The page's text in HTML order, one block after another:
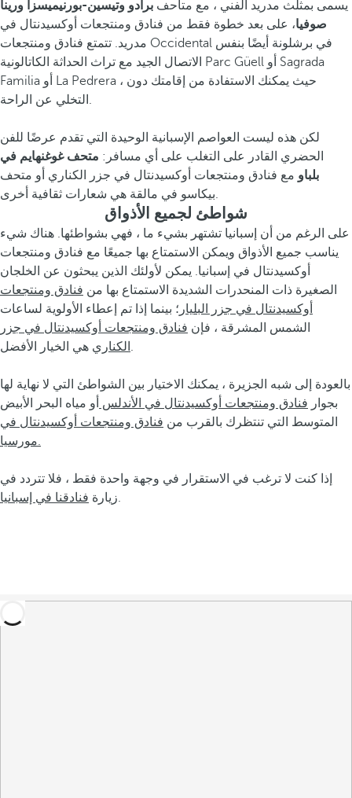
يسمى بمثلث مدريد الفني ، مع متاحف برادو وتيسين-بورنيميسزا ورينا
صوفيا، على بعد خطوة فقط من فنادق ومنتجعات أوكسيدنتال في
مدريد. تتمتع فنادق ومنتجعات Occidental في برشلونة أيضًا بنفس
الاتصال الجيد مع تراث الحداثة الكاتالونية Parc Güell أو Sagrada
Familia أو La Pedrera ، حيث يمكنك الاستفادة من إقامتك دون
التخلي عن الراحة.
لكن هذه ليست العواصم الإسبانية الوحيدة التي تقدم عرضًا للفن
الحضري القادر على التغلب على أي مسافر: متحف غوغنهايم في
بلباو مع فنادق ومنتجعات أوكسيدنتال في جزر الكناري أو متحف
بيكاسو في مالقة هي شعارات ثقافية أخرى.
شواطئ لجميع الأذواق
على الرغم من أن إسبانيا تشتهر بشيء ما ، فهي بشواطئها. هناك شيء
يناسب جميع الأذواق ويمكن الاستمتاع بها جميعًا مع فنادق ومنتجعات
أوكسيدنتال في إسبانيا. يمكن لأولئك الذين يبحثون عن الخلجان
الصغيرة ذات المنحدرات الشديدة الاستمتاع بها من فنادق ومنتجعات
أوكسيدنتال في جزر البليار ؛ بينما إذا تم إعطاء الأولوية لساعات
الشمس المشرقة ، فإن فنادق ومنتجعات أوكسيدنتال في جزر
الكناري هي الخيار الأفضل.
بالعودة إلى شبه الجزيرة ، يمكنك الاختيار بين الشواطئ التي لا نهاية لها
بجوار فنادق ومنتجعات أوكسيدنتال في الأندلس أو مياه البحر الأبيض
المتوسط التي تنتظرك بالقرب من فنادق ومنتجعات أوكسيدنتال في
مورسيا.
إذا كنت لا ترغب في الاستقرار في وجهة واحدة فقط ، فلا تتردد في
زيارة فنادقنا في إسبانيا .